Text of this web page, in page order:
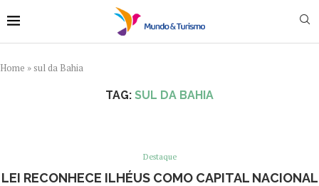
Home » sul da Bahia
TAG: SUL DA BAHIA
Destaque
LEI RECONHECE ILHÉUS COMO CAPITAL NACIONAL